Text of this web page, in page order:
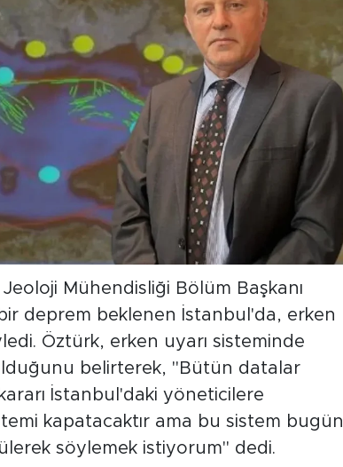
Mühendisliği Bölüm Başkanı
deprem beklenen İstanbul'da, erken
Öztürk, erken uyarı sisteminde
belirterek, "Bütün datalar
İstanbul'daki yöneticilere
kapatacaktır ama bu sistem bugün
söylemek istiyorum" dedi.